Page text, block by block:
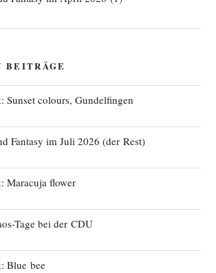
BEITRÄGE
Sunset colours, Gundelfingen
Fantasy im Juli 2026 (der Rest)
Maracuja flower
Tage bei der CDU
Blue bee